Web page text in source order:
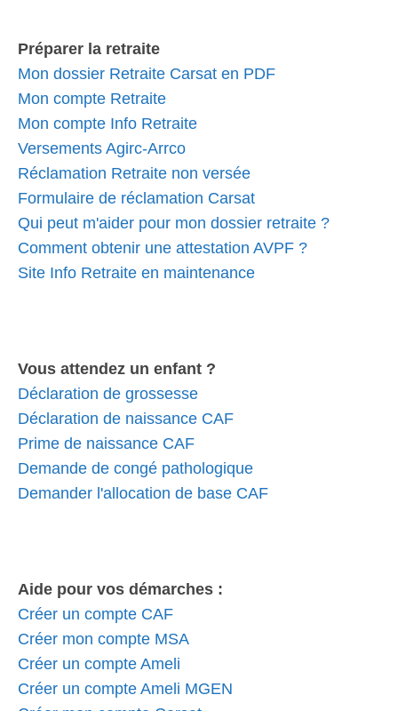
Préparer la retraite
Mon dossier Retraite Carsat en PDF
Mon compte Retraite
Mon compte Info Retraite
Versements Agirc-Arrco
Réclamation Retraite non versée
Formulaire de réclamation Carsat
Qui peut m'aider pour mon dossier retraite ?
Comment obtenir une attestation AVPF ?
Site Info Retraite en maintenance
Vous attendez un enfant ?
Déclaration de grossesse
Déclaration de naissance CAF
Prime de naissance CAF
Demande de congé pathologique
Demander l'allocation de base CAF
Aide pour vos démarches :
Créer un compte CAF
Créer mon compte MSA
Créer un compte Ameli
Créer un compte Ameli MGEN